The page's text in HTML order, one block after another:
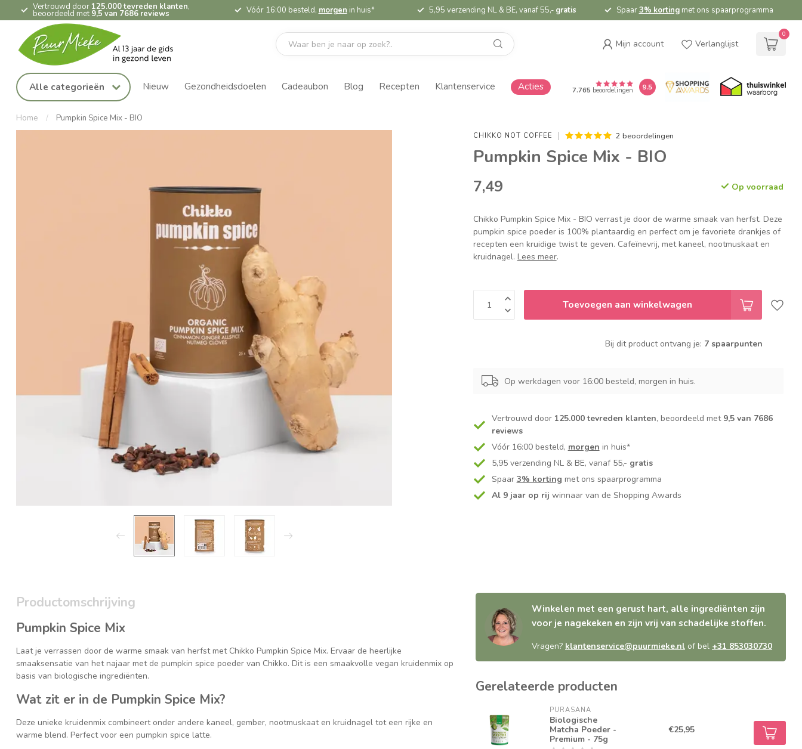
Vertrouwd door 125.000 tevreden klanten,
beoordeeld met 9,5 van 7686 reviews Vóór 16:00 besteld, morgen in huis* 5,95 verzending NL & BE, vanaf 55,- gratis Spaar3% kortingmet ons spaarprogramma
Mijn account Verlanglijst
0
Alle categorieën Nieuw Gezondheidsdoelen Cadeaubon Blog Recepten Klantenservice Acties 7.765 beoordelingen 9.5
Home / Pumpkin Spice Mix - BIO
CHIKKO NOT COFFEE 2 beoordelingen
Pumpkin Spice Mix - BIO
7,49 Op voorraad
Chikko Pumpkin Spice Mix - BIO verrast je door de warme smaak van herfst. Deze
pumpkin spice poeder is 100% plantaardig en perfect om je favoriete drankjes of
recepten een kruidige twist te geven. Cafeïnevrij, met kaneel, nootmuskaat en
kruidnagel. Lees meer.
Toevoegen aan winkelwagen
Bij dit product ontvang je: 7 spaarpunten
Op werkdagen voor 16:00 besteld, morgen in huis.
Vertrouwd door 125.000 tevreden klanten, beoordeeld met 9,5 van 7686
reviews
Vóór 16:00 besteld, morgen in huis*
5,95 verzending NL & BE, vanaf 55,- gratis
Spaar 3% korting met ons spaarprogramma
Al 9 jaar op rij winnaar van de Shopping Awards
Productomschrijving
Pumpkin Spice Mix
Laat je verrassen door de warme smaak van herfst met Chikko Pumpkin Spice Mix. Ervaar de heerlijke
smaaksensatie van het najaar met de pumpkin spice poeder van Chikko. Dit is een smaakvolle vegan kruidenmix op
basis van biologische ingrediënten.
Wat zit er in de Pumpkin Spice Mix?
Deze unieke kruidenmix combineert onder andere kaneel, gember, nootmuskaat en kruidnagel tot een rijke en
warme blend. Perfect voor een pumpkin spice latte.
Winkelen met een gerust hart, alle ingrediënten zijn
voor je nagekeken en zijn vrij van schadelijke stoffen.
Vragen? klantenservice@puurmieke.nl of bel +31 853030730
Gerelateerde producten
PURASANA
Biologische
Matcha Poeder -
Premium - 75g
€25,95